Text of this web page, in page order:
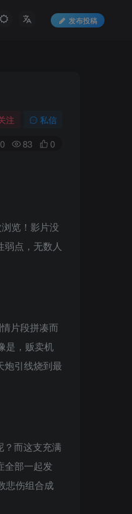
发布投稿
注 私信
0 83 0
览！影片没
点，无数人
片段拼凑而
是，贩卖机
炮引线烧到最
？而这支充满
全部一起发
悲伤组合成